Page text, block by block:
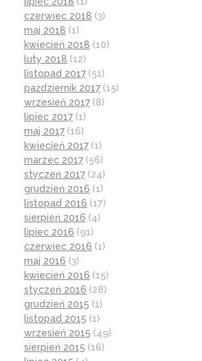
czerwiec 2018 (3)
maj 2018 (1)
kwiecień 2018 (10)
luty 2018 (12)
listopad 2017 (51)
październik 2017 (15)
wrzesień 2017 (8)
lipiec 2017 (1)
maj 2017 (16)
kwiecień 2017 (1)
marzec 2017 (56)
styczeń 2017 (24)
grudzień 2016 (1)
listopad 2016 (17)
sierpień 2016 (4)
lipiec 2016 (91)
czerwiec 2016 (1)
maj 2016 (3)
kwiecień 2016 (15)
styczeń 2016 (28)
grudzień 2015 (1)
listopad 2015 (1)
wrzesień 2015 (49)
sierpień 2015 (16)